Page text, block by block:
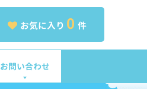
お気に入り 0 件
お問い合わせ